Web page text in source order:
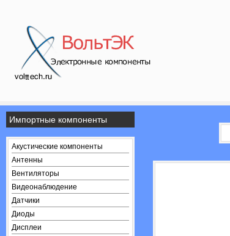
Импортные компоненты
Акустические компоненты
Антенны
Вентиляторы
Видеонаблюдение
Датчики
Диоды
Дисплеи